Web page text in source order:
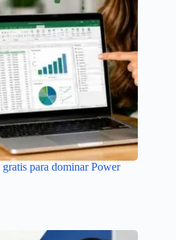
para dominar Power